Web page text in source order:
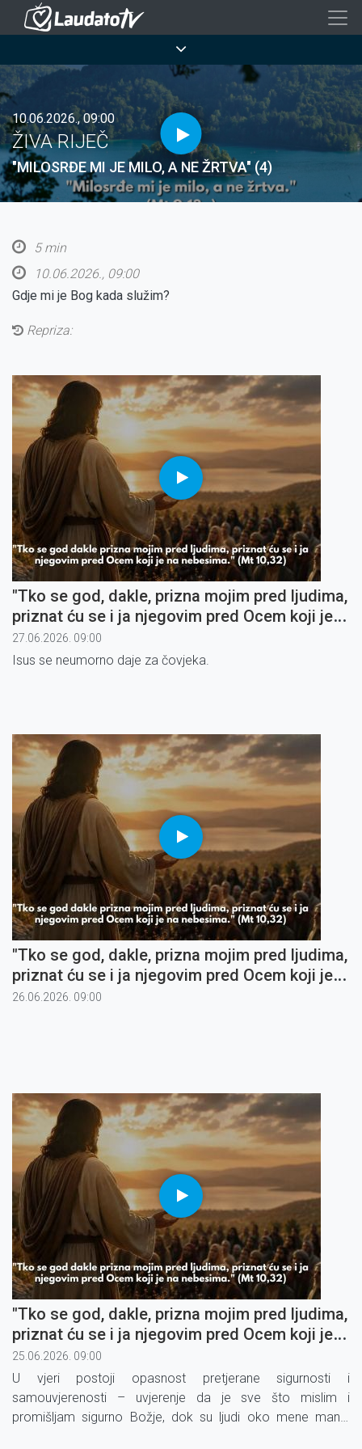
Skoči
sadržaj
10.06.2026., 09:00
ŽIVA RIJEČ
"MILOSRĐE MI JE MILO, A NE ŽRTVA" (4)
5 min
10.06.2026., 09:00
Gdje mi je Bog kada služim?
Repriza:
"Tko se god, dakle, prizna mojim pred ljudima,
priznat ću se i ja njegovim pred Ocem koji je
na nebesima" (6)
27.06.2026. 09:00
Isus se neumorno daje za čovjeka.
"Tko se god, dakle, prizna mojim pred ljudima,
priznat ću se i ja njegovim pred Ocem koji je
na nebesima" (5)
26.06.2026. 09:00
"Tko se god, dakle, prizna mojim pred ljudima,
priznat ću se i ja njegovim pred Ocem koji je
na nebesima" (4)
25.06.2026. 09:00
U vjeri postoji opasnost pretjerane sigurnosti i
samouvjerenosti – uvjerenje da je sve što mislim i
promišljam sigurno Božje, dok su ljudi oko mene manje